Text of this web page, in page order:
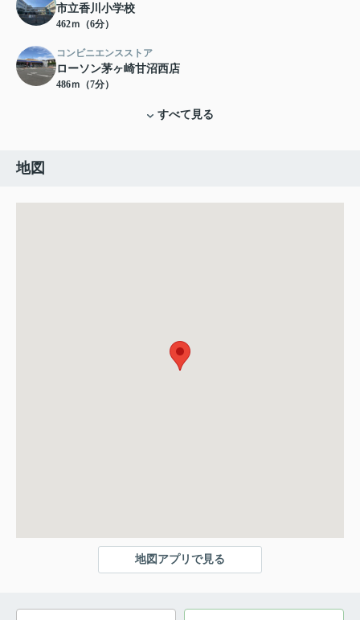
市立香川小学校
462ｍ（6分）
コンビニエンスストア
ローソン茅ヶ崎甘沼西店
486ｍ（7分）
すべて見る
地図
地図アプリで見る